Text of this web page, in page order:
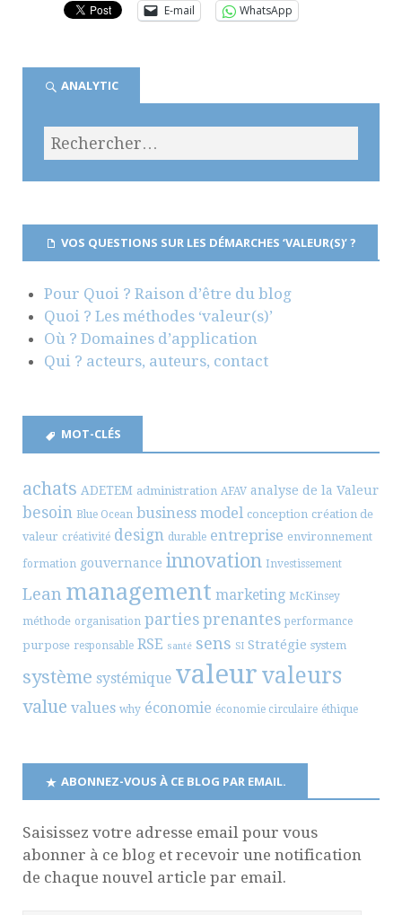
E-mail
WhatsApp
ANALYTIC
VOS QUESTIONS SUR LES DÉMARCHES ‘VALEUR(S)’ ?
Pour Quoi ? Raison d’être du blog
Quoi ? Les méthodes ‘valeur(s)’
Où ? Domaines d’application
Qui ? acteurs, auteurs, contact
MOT-CLÉS
achats ADETEM administration AFAV analyse de la Valeur
besoin Blue Ocean business model conception création de
valeur créativité design durable entreprise environnement
formation gouvernance innovation Investissement
Lean management marketing McKinsey
méthode organisation parties prenantes performance
purpose responsable RSE santé sens SI Stratégie system
système systémique valeur valeurs
value values why économie économie circulaire éthique
ABONNEZ-VOUS À CE BLOG PAR EMAIL.
Saisissez votre adresse email pour vous
abonner à ce blog et recevoir une notification
de chaque nouvel article par email.